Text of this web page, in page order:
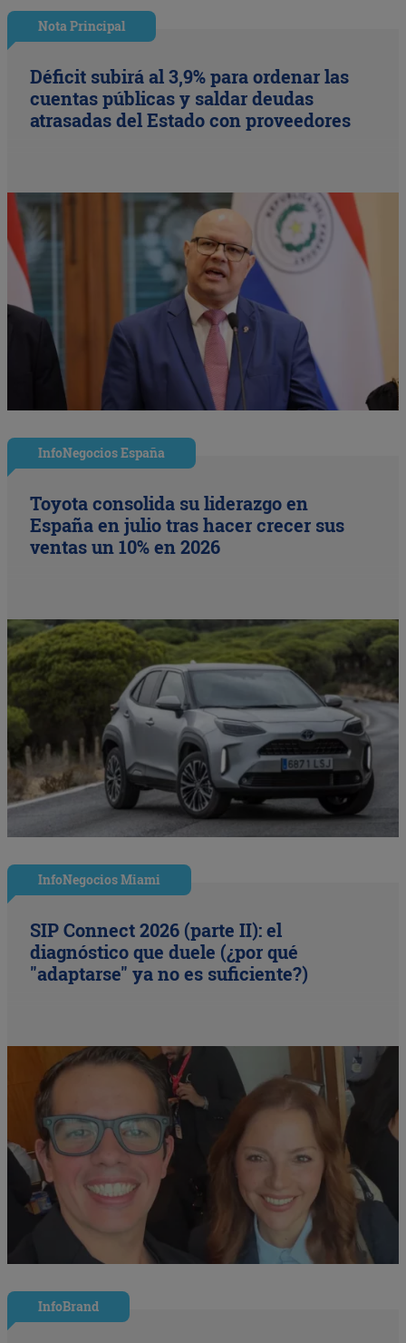
Nota Principal
Déficit subirá al 3,9% para ordenar las
cuentas públicas y saldar deudas
atrasadas del Estado con proveedores
InfoNegocios España
Toyota consolida su liderazgo en
España en julio tras hacer crecer sus
ventas un 10% en 2026
InfoNegocios Miami
SIP Connect 2026 (parte II): el
diagnóstico que duele (¿por qué
"adaptarse" ya no es suficiente?)
InfoBrand